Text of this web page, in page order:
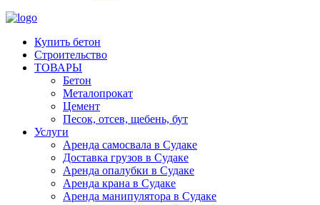
Купить бетон
Строительство
ТОВАРЫ
Бетон
Металопрокат
Цемент
Песок, отсев, щебень, бут
Услуги
Аренда самосвала в Судаке
Доставка грузов в Судаке
Аренда опалубки в Судаке
Аренда крана в Судаке
Аренда манипулятора в Судаке